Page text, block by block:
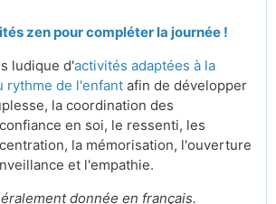
zen pour compléter la journée !
ludique d'activités adaptées à la
rythme de l'enfant afin de développer
la coordination des
en soi, le ressenti, les
la mémorisation, l'ouverture
et l'empathie.
donnée en français.